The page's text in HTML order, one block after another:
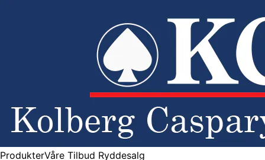
ProdukterVåre Tilbud Ryddesalg